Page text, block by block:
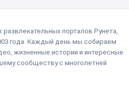
порталов Рунета,
года. Каждый день мы собираем
жизненные истории и интересные
сообществу с многолетней